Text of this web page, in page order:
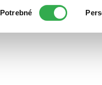
súhlasu
Potrebné